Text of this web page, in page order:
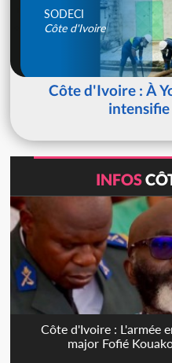
SODECI
Côte d'Ivoire
Côte d'Ivoire : À
intensifie
INFOS
Côte d'Ivoire : L'armée
major Fofié